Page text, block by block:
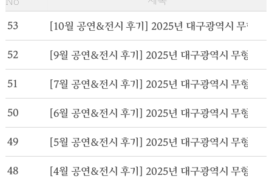
53 [10월 공연&전시 후기] 2025년 대구광역시 무형
52 [9월 공연&전시 후기] 2025년 대구광역시 무형유
51 [7월 공연&전시 후기] 2025년 대구광역시 무형유
50 [6월 공연&전시 후기] 2025년 대구광역시 무형유
49 [5월 공연&전시 후기] 2025년 대구광역시 무형유
48 [4월 공연&전시 후기] 2025년 대구광역시 무형유